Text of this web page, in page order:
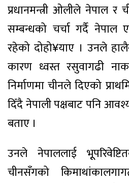
प्रधानमन्त्री ओलीले नेपाल र
सम्बन्धको चर्चा गर्दै नेपाल
रहेको दोहो¥याए । उनले
कारण ध्वस्त रसुवागढी
निर्माणमा चीनले दिएको
दिँदै नेपाली पक्षबाट पनि
बताए ।
उनले नेपाललाई
चीनसँगको